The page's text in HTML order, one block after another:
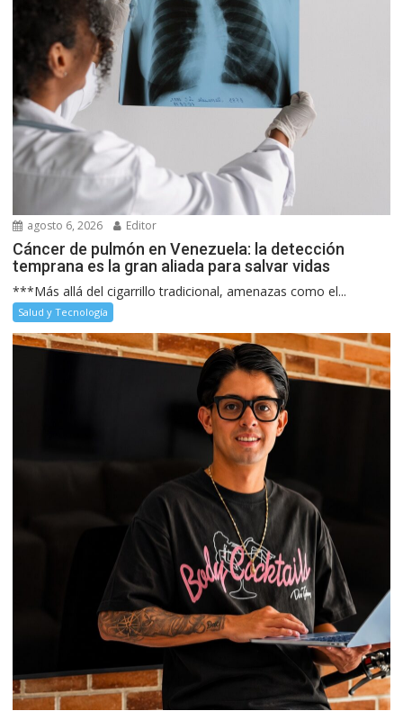
agosto 6, 2026 Editor
Cáncer de pulmón en Venezuela: la detección
temprana es la gran aliada para salvar vidas
***Más allá del cigarrillo tradicional, amenazas como el...
Salud y Tecnología